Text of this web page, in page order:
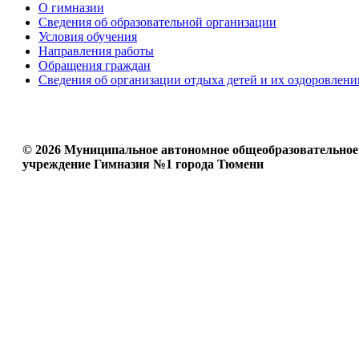
О гимназии
Сведения об образовательной организации
Условия обучения
Направления работы
Обращения граждан
Сведения об организации отдыха детей и их
© 2026 Муниципальное автономное общеобразовательное
учреждение Гимназия №1 города Тюмени